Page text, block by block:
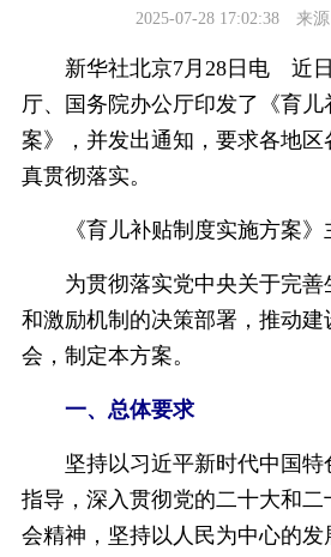
2025-07-28 17:02:38 来源
新华社北京7月28日电 近日
厅、国务院办公厅印发了《育
案》，并发出通知，要求各地区
真贯彻落实。
《育儿补贴制度实施方案》
为贯彻落实党中央关于完善
和激励机制的决策部署，推动建
会，制定本方案。
一、总体要求
坚持以习近平新时代中国特
指导，深入贯彻党的二十大和二
会精神，坚持以人民为中心的发